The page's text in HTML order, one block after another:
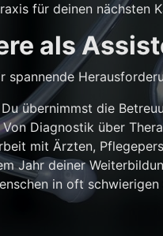
für deinen nächsten
als
Du übernimmst die
Von Diagnostik über
mit Ärzten,
Jahr deiner
in oft